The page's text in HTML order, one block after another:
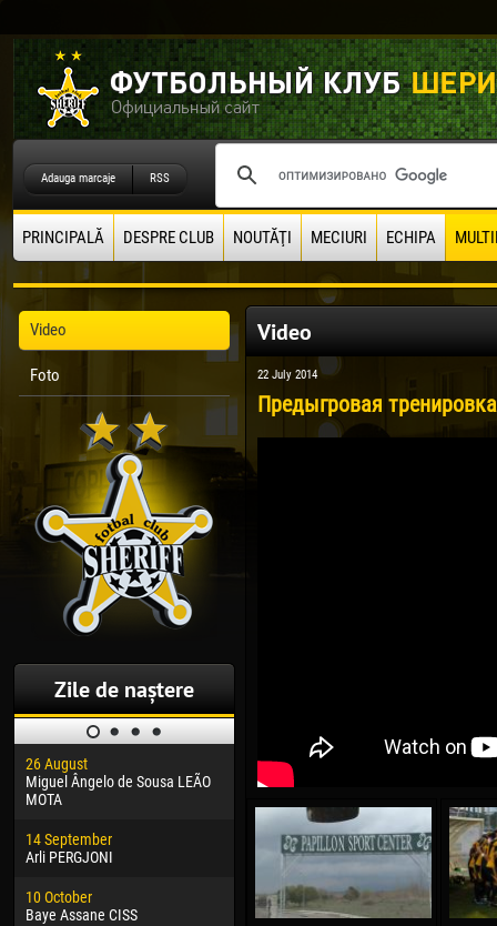
Adauga marcaje RSS
PRINCIPALĂ DESPRE CLUB NOUTĂŢI MECIURI ECHIPA
Video
Foto
Zile de naștere
26 August
Miguel Ângelo de Sousa LEÃO
MOTA
14 September
Arli PERGJONI
10 October
Baye Assane CISS
30 January
Dhoraso Moreo KLAS
24 February
Vladislav COSTIN
Veaceslav COZMA
04
13
24
Video
22 July 2014
Предыгровая